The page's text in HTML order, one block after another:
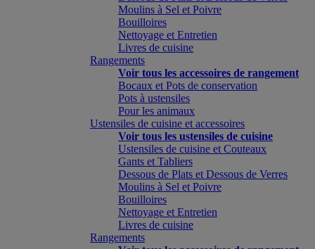
Moulins à Sel et Poivre
Bouilloires
Nettoyage et Entretien
Livres de cuisine
Rangements
Voir tous les accessoires de rangement
Bocaux et Pots de conservation
Pots à ustensiles
Pour les animaux
Ustensiles de cuisine et accessoires
Voir tous les ustensiles de cuisine
Ustensiles de cuisine et Couteaux
Gants et Tabliers
Dessous de Plats et Dessous de Verres
Moulins à Sel et Poivre
Bouilloires
Nettoyage et Entretien
Livres de cuisine
Rangements